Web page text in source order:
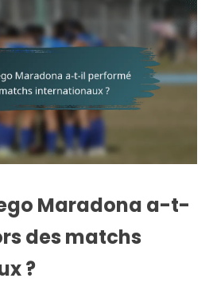
Maradona a-t-
des matchs
?